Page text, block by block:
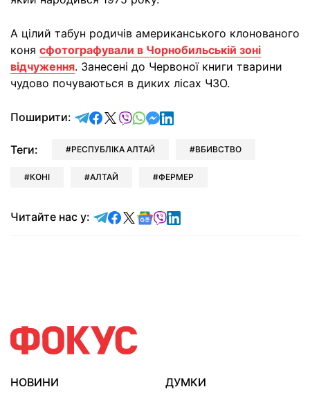
А цілий табун родичів американського клонованого
коня сфотографували в Чорнобильській зоні
відчуження. Занесені до Червоної книги тварини
чудово почуваються в диких лісах ЧЗО.
Поширити: відправити у Telegram
поділитись у Facebook
поділитись у X
відправити у Viber
відправити у Whatsapp
відправити у Messenger
відправити у LinkedIn
Теги: РЕСПУБЛІКА АЛТАЙ ВБИВСТВО
КОНІ АЛТАЙ ФЕРМЕР
Читайте нас у: Читайте у Telegram
Читайте у Facebook
Читайте у X
Читайте у Google news
Читайте у Viber
Читайте у LinkedIn
НОВИНИ
ДУМКИ